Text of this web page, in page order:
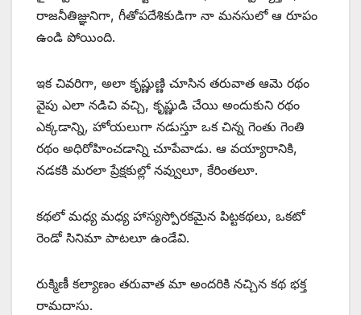
రాజనీతిజ్ఞునిగా, గీతోపదేశికుడిగా నా మనసులో ఆ రూపం
ఉండి పోయింది.
ఇక చివరిగా, అలా కృష్ణుణ్ణి చూసిన తరువాత ఆమె రథం
వైపు ఎలా నడిచి వచ్చి, కృష్ణుడి చేయి అందుకుని రథం
ఎక్కడాన్ని, హోయలుగా నడుస్తూ ఒక చిన్న గెంతు గెంతి
రథం అధిరోహించడాన్ని చూపేవాడు. ఆ వయ్యారానికి,
నడకకి మరలా ప్రేక్షకుల్లో నవ్వులూ, కేరింతలూ.
కథలో మధ్య మధ్య హాస్యస్పోరకమైన పిట్టకథలు, ఒకటో
రెండో సినిమా పాటలూ ఉండేవి.
రుక్మిణీ కల్యాణం తరువాత మా అందరికి నచ్చిన కథ భక్త
రామదాసు.